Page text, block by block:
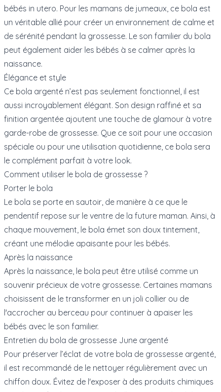
bébés in utero. Pour les mamans de jumeaux, ce bola est
un véritable allié pour créer un environnement de calme et
de sérénité pendant la grossesse. Le son familier du bola
peut également aider les bébés à se calmer après la
naissance.
Élégance et style
Ce bola argenté n’est pas seulement fonctionnel, il est
aussi incroyablement élégant. Son design raffiné et sa
finition argentée ajoutent une touche de glamour à votre
garde-robe de grossesse. Que ce soit pour une occasion
spéciale ou pour une utilisation quotidienne, ce bola sera
le complément parfait à votre look.
Comment utiliser le bola de grossesse ?
Porter le bola
Le bola se porte en sautoir, de manière à ce que le
pendentif repose sur le ventre de la future maman. Ainsi, à
chaque mouvement, le bola émet son doux tintement,
créant une mélodie apaisante pour les bébés.
Après la naissance
Après la naissance, le bola peut être utilisé comme un
souvenir précieux de votre grossesse. Certaines mamans
choisissent de le transformer en un joli collier ou de
l'accrocher au berceau pour continuer à apaiser les
bébés avec le son familier.
Entretien du bola de grossesse June argenté
Pour préserver l’éclat de votre bola de grossesse argenté,
il est recommandé de le nettoyer régulièrement avec un
chiffon doux. Évitez de l'exposer à des produits chimiques